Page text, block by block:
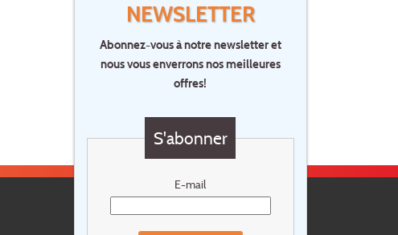
NEWSLETTER
Abonnez-vous à notre newsletter et
nous vous enverrons nos meilleures
offres!
S'abonner
E-mail